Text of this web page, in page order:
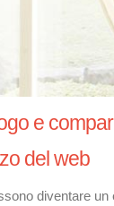
e
del web
diventare